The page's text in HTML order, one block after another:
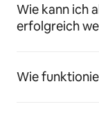
Wie kann ich
erfolgreich
Wie